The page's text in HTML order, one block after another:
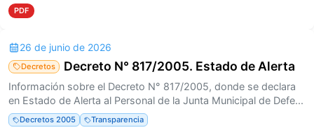
PDF
26 de junio de 2026
Decretos Decreto N° 817/2005. Estado de Alerta
Información sobre el Decreto N° 817/2005, donde se declara
en Estado de Alerta al Personal de la Junta Municipal de Defe...
Decretos 2005 Transparencia